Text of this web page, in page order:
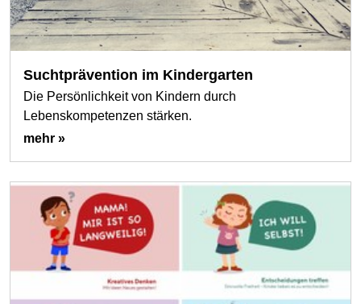
Suchtprävention im Kindergarten
Die Persönlichkeit von Kindern durch
Lebenskompetenzen stärken.
mehr »